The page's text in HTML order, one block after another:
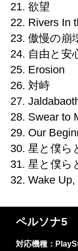
21. 欲望
22. Rivers In
23. 傲慢の崩
24. 自由と安
25. Erosion
26. 対峙
27.
28. Swear to
29. Our
30. 星と僕ら
31. 星と僕ら
32. Wake
ペルソナ5
対応機種：